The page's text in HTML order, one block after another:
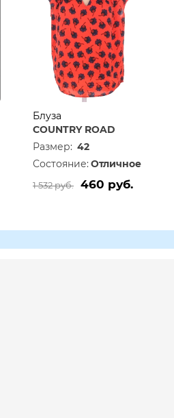
Блуза
COUNTRY ROAD
Размер: 42
Состояние: Отличное
1 532 руб. 460 руб.